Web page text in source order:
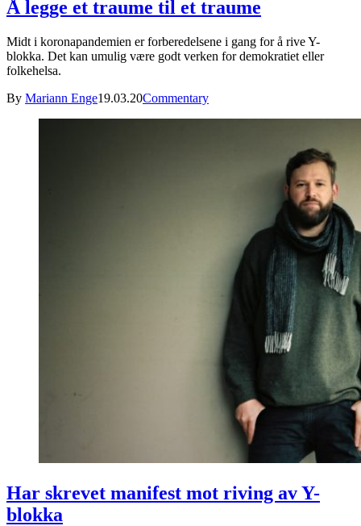
Å legge et traume til et traume
Midt i koronapandemien er forberedelsene i gang for å rive Y-
blokka. Det kan umulig være godt verken for demokratiet eller
folkehelsa.
By Mariann Enge19.03.20Commentary
Har skrevet manifest mot riving av Y-
blokka